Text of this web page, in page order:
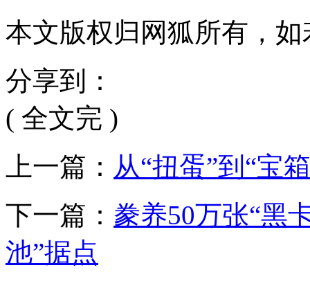
本文版权归网狐所有，
分享到：
( 全文完 )
上一篇： 从“扭蛋”到“宝
下一篇： 豢养50万张“黑
池”据点